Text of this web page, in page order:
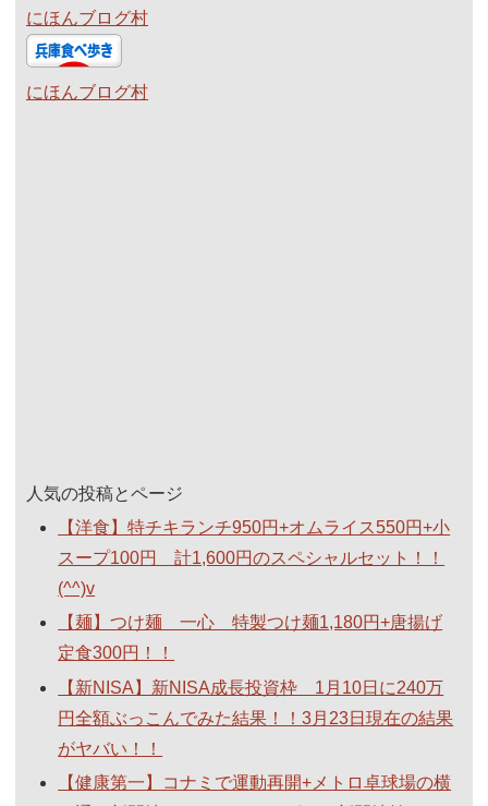
にほんブログ村
にほんブログ村
人気の投稿とページ
【洋食】特チキランチ950円+オムライス550円+小
スープ100円 計1,600円のスペシャルセット！！
(^^)v
【麺】つけ麺 一心 特製つけ麺1,180円+唐揚げ
定食300円！！
【新NISA】新NISA成長投資枠 1月10日に240万
円全額ぶっこんでみた結果！！3月23日現在の結果
がヤバい！！
【健康第一】コナミで運動再開+メトロ卓球場の横